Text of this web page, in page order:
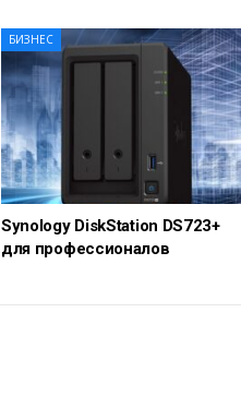
БИЗНЕС
Synology DiskStation DS723+
для профессионалов